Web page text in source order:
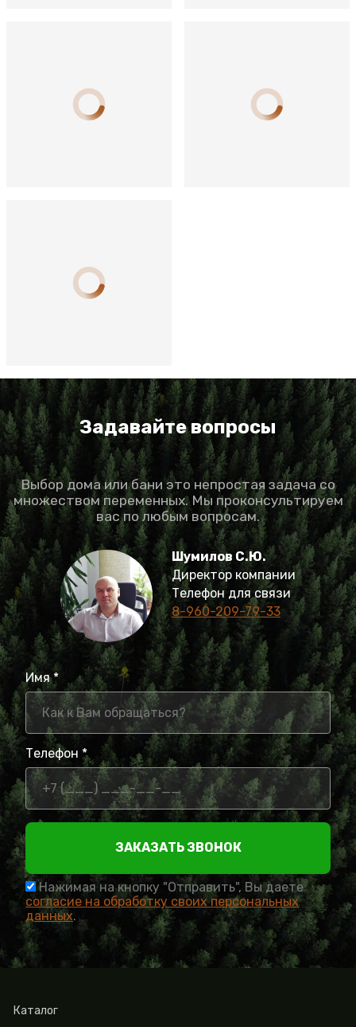
Задавайте вопросы
Выбор дома или бани это непростая задача со
множеством переменных. Мы проконсультируем
вас по любым вопросам.
Шумилов С.Ю.
Директор компании
Телефон для связи
8-960-209-79-33
Имя *
Телефон *
ЗАКАЗАТЬ ЗВОНОК
Нажимая на кнопку "Отправить", Вы даете
согласие на обработку своих персональных
данных.
Каталог